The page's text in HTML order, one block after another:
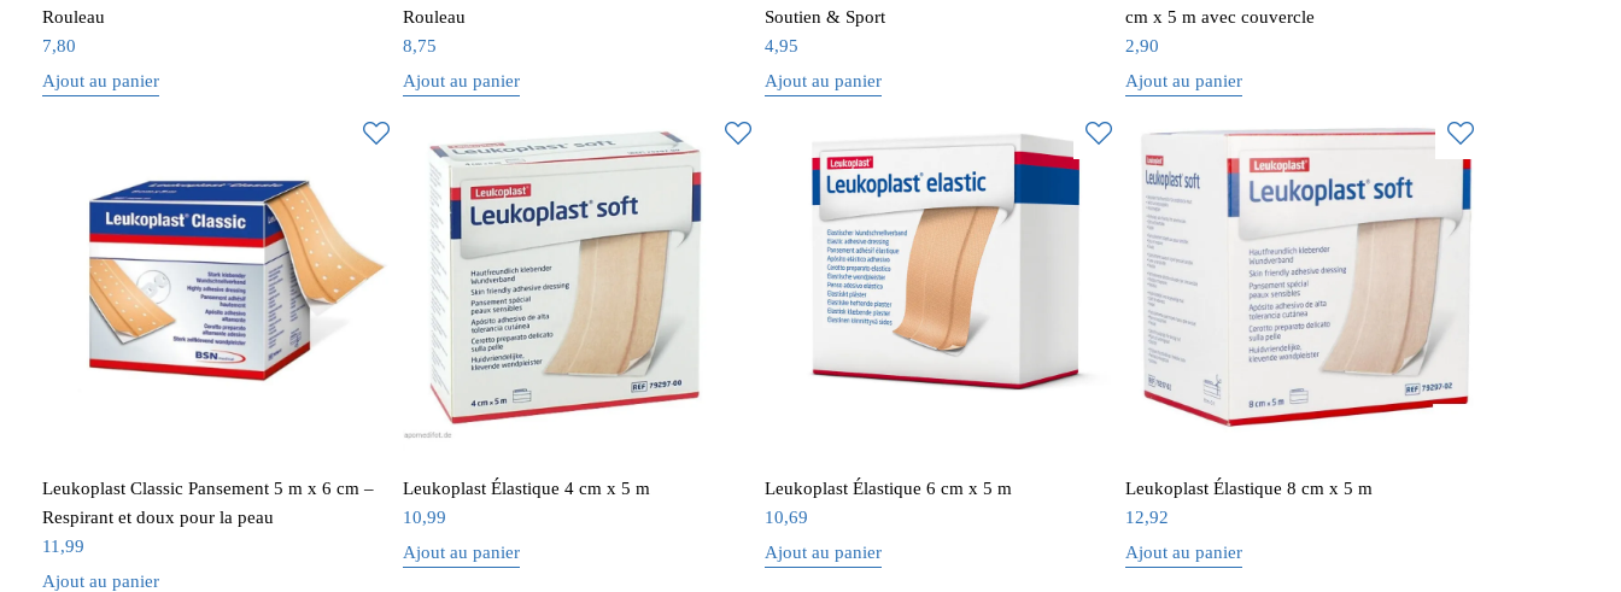
Rouleau
7,80
Ajout au panier
Rouleau
8,75
Ajout au panier
Soutien & Sport
4,95
Ajout au panier
cm x 5 m avec couvercle
2,90
Ajout au panier
Leukoplast Classic Pansement 5 m x 6 cm –
Respirant et doux pour la peau
11,99
Ajout au panier
Leukoplast Élastique 4 cm x 5 m
10,99
Ajout au panier
Leukoplast Élastique 6 cm x 5 m
10,69
Ajout au panier
Leukoplast Élastique 8 cm x 5 m
12,92
Ajout au panier